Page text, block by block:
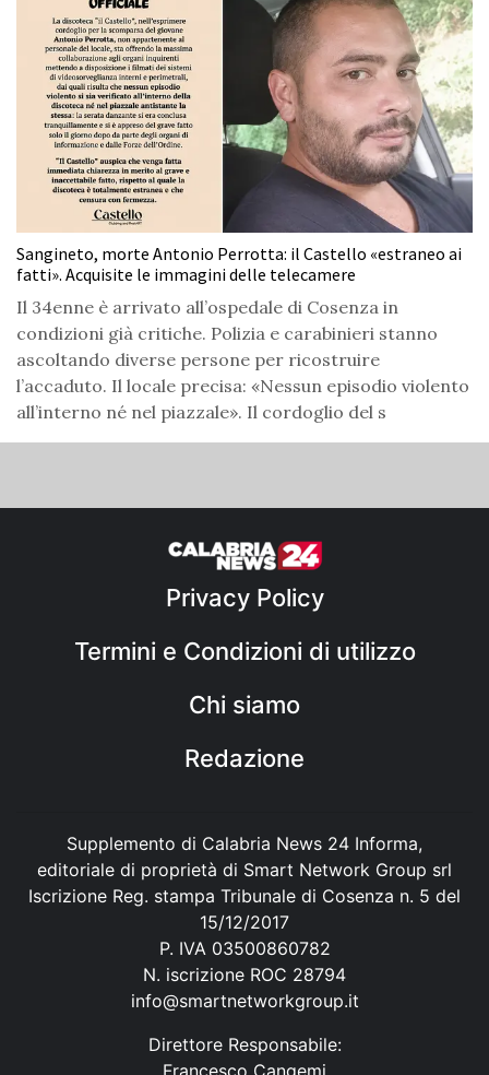
Sangineto, morte Antonio Perrotta: il Castello «estraneo ai
fatti». Acquisite le immagini delle telecamere
Il 34enne è arrivato all’ospedale di Cosenza in
condizioni già critiche. Polizia e carabinieri stanno
ascoltando diverse persone per ricostruire
l’accaduto. Il locale precisa: «Nessun episodio violento
all’interno né nel piazzale». Il cordoglio del s
Privacy Policy
Termini e Condizioni di utilizzo
Chi siamo
Redazione
Supplemento di Calabria News 24 Informa,
editoriale di proprietà di Smart Network Group srl
Iscrizione Reg. stampa Tribunale di Cosenza n. 5 del
15/12/2017
P. IVA 03500860782
N. iscrizione ROC 28794
info@smartnetworkgroup.it
Direttore Responsabile: